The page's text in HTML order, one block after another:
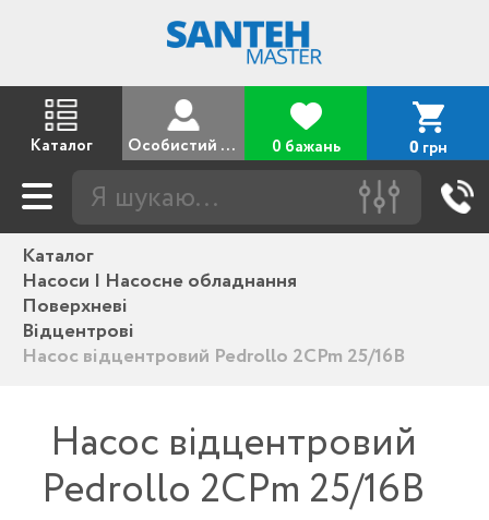
Каталог Особистий кабінет 0 бажань 0 грн
Каталог
Насоси | Насосне обладнання
Поверхневі
Відцентрові
Насос відцентровий Pedrollo 2CPm 25/16B
Насос відцентровий
Pedrollo 2CPm 25/16B